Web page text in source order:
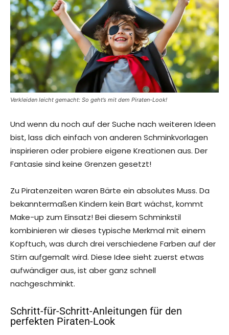
Verkleiden leicht gemacht: So geht’s mit dem Piraten-Look!
Und wenn du noch auf der Suche nach weiteren Ideen
bist, lass dich einfach von anderen Schminkvorlagen
inspirieren oder probiere eigene Kreationen aus. Der
Fantasie sind keine Grenzen gesetzt!
Zu Piratenzeiten waren Bärte ein absolutes Muss. Da
bekanntermaßen Kindern kein Bart wächst, kommt
Make-up zum Einsatz! Bei diesem Schminkstil
kombinieren wir dieses typische Merkmal mit einem
Kopftuch, was durch drei verschiedene Farben auf der
Stirn aufgemalt wird. Diese Idee sieht zuerst etwas
aufwändiger aus, ist aber ganz schnell
nachgeschminkt.
Schritt-für-Schritt-Anleitungen für den
perfekten Piraten-Look